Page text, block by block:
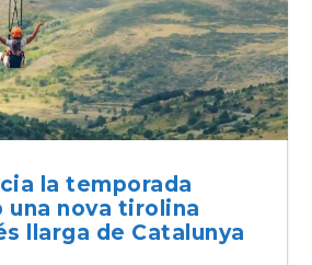
la temporada
una nova tirolina
llarga de Catalunya